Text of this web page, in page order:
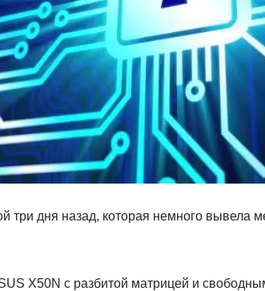
три дня назад, которая немного вывела
X50N с разбитой матрицей и